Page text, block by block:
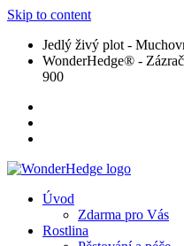
Skip to content
Jedlý živý plot -
WonderHedge® -
900
Úvod
Zdarma pro Vás
Rostlina